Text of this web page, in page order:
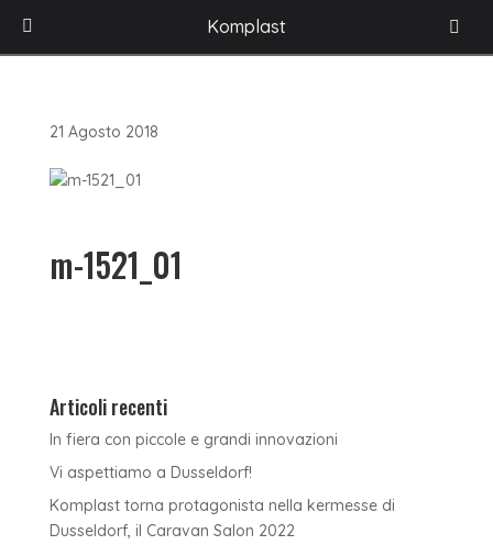
ART. M-1521 – MANIGLIA INTERASSE 64-96
21 Agosto 2018
m-1521_01
Articoli recenti
In fiera con piccole e grandi innovazioni
Vi aspettiamo a Dusseldorf!
Komplast torna protagonista nella kermesse di
Dusseldorf, il Caravan Salon 2022
Komplast